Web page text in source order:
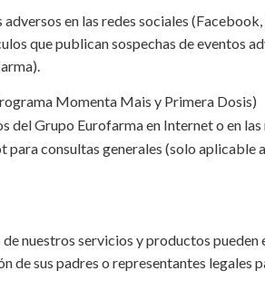
en las redes sociales
que publican sospechas de eventos
Momenta Mais y Primera Dosis)
del Grupo Eurofarma en Internet o en las
consultas generales (solo aplicable
nuestros servicios y productos pueden
de sus padres o representantes legales